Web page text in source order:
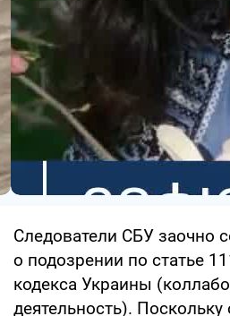
Следователи СБУ заочно
о подозрении по статье
кодекса Украины
деятельность).